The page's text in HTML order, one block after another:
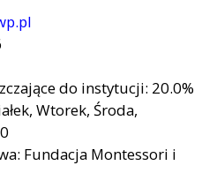
do instytucji: 20.0%
Wtorek, Środa,
Fundacja Montessori i